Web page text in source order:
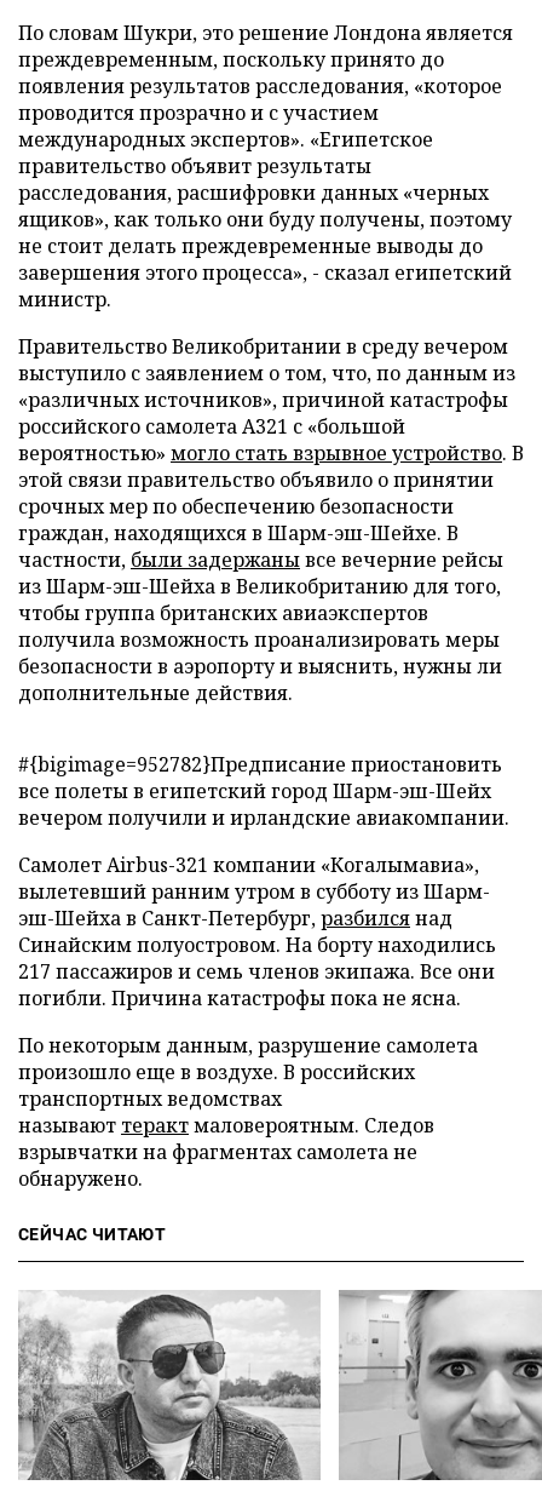
По словам Шукри, это решение Лондона является
преждевременным, поскольку принято до
появления результатов расследования, «которое
проводится прозрачно и с участием
международных экспертов». «Египетское
правительство объявит результаты
расследования, расшифровки данных «черных
ящиков», как только они буду получены, поэтому
не стоит делать преждевременные выводы до
завершения этого процесса», - сказал египетский
министр.
Правительство Великобритании в среду вечером
выступило с заявлением о том, что, по данным из
«различных источников», причиной катастрофы
российского самолета A321 с «большой
вероятностью» могло стать взрывное устройство. В
этой связи правительство объявило о принятии
срочных мер по обеспечению безопасности
граждан, находящихся в Шарм-эш-Шейхе. В
частности, были задержанывсе вечерние рейсы
из Шарм-эш-Шейха в Великобританию для того,
чтобы группа британских авиаэкспертов
получила возможность проанализировать меры
безопасности в аэропорту и выяснить, нужны ли
дополнительные действия.
#{bigimage=952782}Предписание приостановить
все полеты в египетский город Шарм-эш-Шейх
вечером получили и ирландские авиакомпании.
Самолет Аirbus-321 компании «Когалымавиа»,
вылетевший ранним утром в субботу из Шарм-
эш-Шейха в Санкт-Петербург,разбилсянад
Синайским полуостровом. На борту находились
217 пассажиров и семь членов экипажа. Все они
погибли. Причина катастрофы пока не ясна.
По некоторым данным, разрушение самолета
произошло еще в воздухе. В российских
транспортных ведомствах
называют терактмаловероятным. Следов
взрывчатки на фрагментах самолета не
обнаружено.
СЕЙЧАС ЧИТАЮТ